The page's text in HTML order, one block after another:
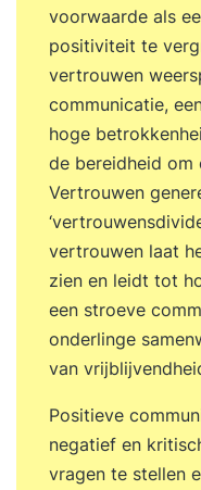
voorwaarde als
positiviteit te
vertrouwen
communicatie,
hoge
de bereidheid om
Vertrouwen
vertrouwen laat
zien en leidt tot
een stroeve
onderlinge
van
Positieve
negatief en
vragen te stellen